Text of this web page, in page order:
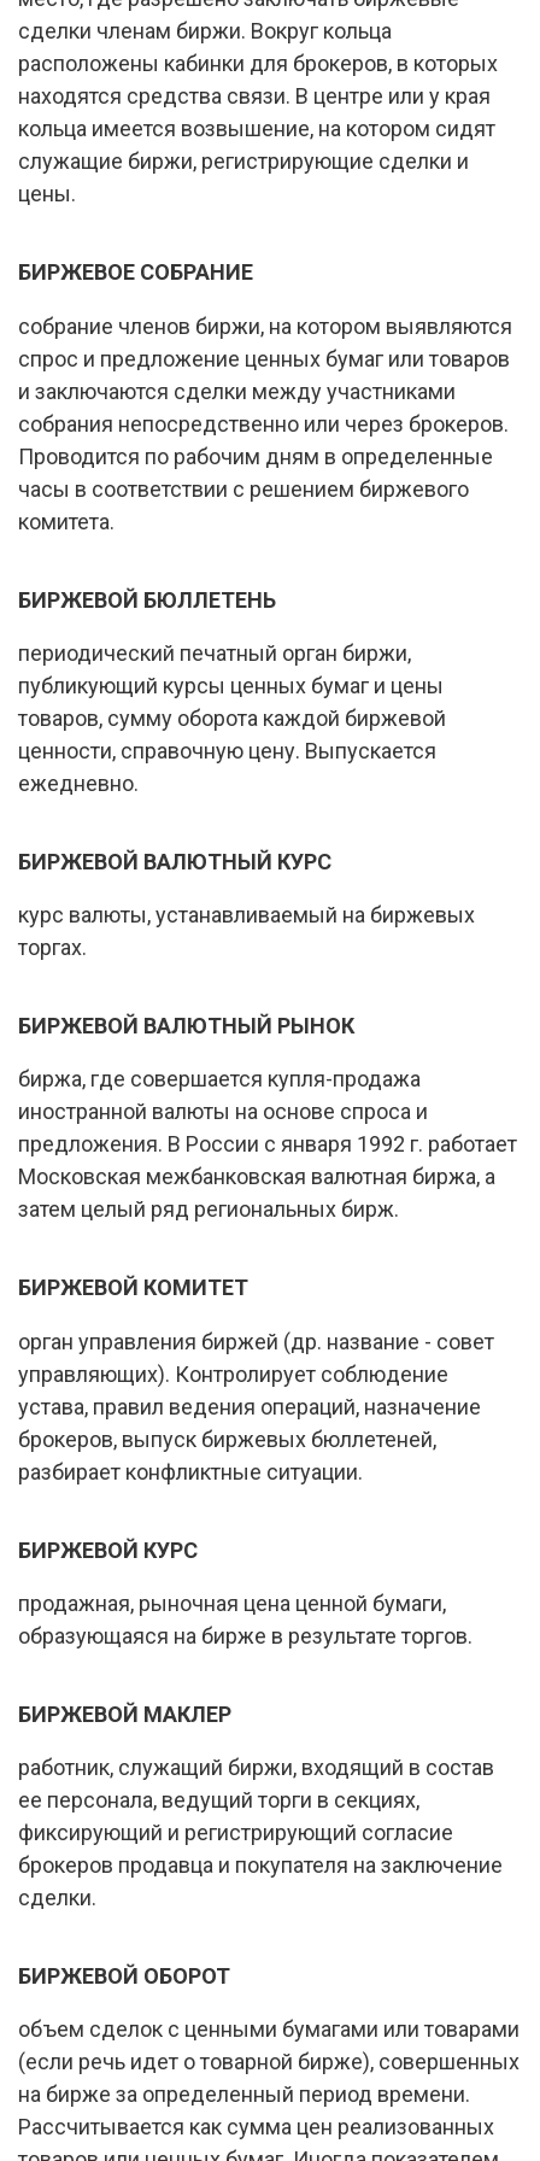
сделки членам биржи. Вокруг кольца
расположены кабинки для брокеров, в которых
находятся средства связи. В центре или у края
кольца имеется возвышение, на котором сидят
служащие биржи, регистрирующие сделки и
цены.
БИРЖЕВОЕ СОБРАНИЕ
собрание членов биржи, на котором выявляются
спрос и предложение ценных бумаг или товаров
и заключаются сделки между участниками
собрания непосредственно или через брокеров.
Проводится по рабочим дням в определенные
часы в соответствии с решением биржевого
комитета.
БИРЖЕВОЙ БЮЛЛЕТЕНЬ
периодический печатный орган биржи,
публикующий курсы ценных бумаг и цены
товаров, сумму оборота каждой биржевой
ценности, справочную цену. Выпускается
ежедневно.
БИРЖЕВОЙ ВАЛЮТНЫЙ КУРС
курс валюты, устанавливаемый на биржевых
торгах.
БИРЖЕВОЙ ВАЛЮТНЫЙ РЫНОК
биржа, где совершается купля-продажа
иностранной валюты на основе спроса и
предложения. В России с января 1992 г. работает
Московская межбанковская валютная биржа, а
затем целый ряд региональных бирж.
БИРЖЕВОЙ КОМИТЕТ
орган управления биржей (др. название - совет
управляющих). Контролирует соблюдение
устава, правил ведения операций, назначение
брокеров, выпуск биржевых бюллетеней,
разбирает конфликтные ситуации.
БИРЖЕВОЙ КУРС
продажная, рыночная цена ценной бумаги,
образующаяся на бирже в результате торгов.
БИРЖЕВОЙ МАКЛЕР
работник, служащий биржи, входящий в состав
ее персонала, ведущий торги в секциях,
фиксирующий и регистрирующий согласие
брокеров продавца и покупателя на заключение
сделки.
БИРЖЕВОЙ ОБОРОТ
объем сделок с ценными бумагами или товарами
(если речь идет о товарной бирже), совершенных
на бирже за определенный период времени.
Рассчитывается как сумма цен реализованных